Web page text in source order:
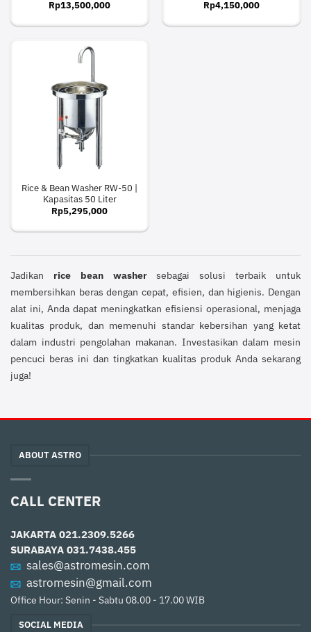
Rp13,500,000 Rp4,150,000
Rice & Bean Washer RW-50 |
Kapasitas 50 Liter
Rp5,295,000
Jadikan rice bean washersebagai solusi terbaik untuk
membersihkan beras dengan cepat, efisien, dan higienis. Dengan
alat ini, Anda dapat meningkatkan efisiensi operasional, menjaga
kualitas produk, dan memenuhi standar kebersihan yang ketat
dalam industri pengolahan makanan. Investasikan dalam mesin
pencuci beras ini dan tingkatkan kualitas produk Anda sekarang
juga!
ABOUT ASTRO
CALL CENTER
JAKARTA 021.2309.5266
SURABAYA 031.7438.455
sales@astromesin.com
astromesin@gmail.com
Office Hour: Senin - Sabtu 08.00 - 17.00 WIB
SOCIAL MEDIA